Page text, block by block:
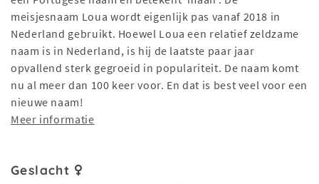
meisjesnaam Loua wordt eigenlijk pas vanaf 2018 in
Nederland gebruikt. Hoewel Loua een relatief zeldzame
naam is in Nederland, is hij de laatste paar jaar
opvallend sterk gegroeid in populariteit. De naam komt
nu al meer dan 100 keer voor. En dat is best veel voor een
nieuwe naam!
Meer informatie
Geslacht